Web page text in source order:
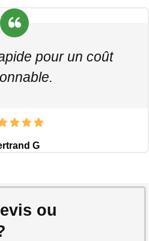
pour un coût
G
ou